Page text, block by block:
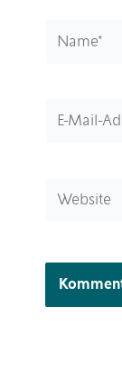
Mail-